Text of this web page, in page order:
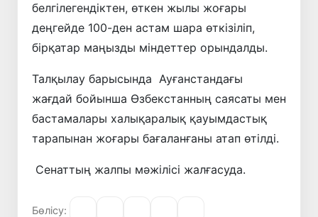
белгілегендіктен, өткен жылы жоғары
деңгейде 100-ден астам шара өткізіліп,
бірқатар маңызды міндеттер орындалды.
Талқылау барысында Ауғанстандағы
жағдай бойынша Өзбекстанның саясаты мен
бастамалары халықаралық қауымдастық
тарапынан жоғары бағаланғаны атап өтілді.
Сенаттың жалпы мәжілісі жалғасуда.
Бөлісу: